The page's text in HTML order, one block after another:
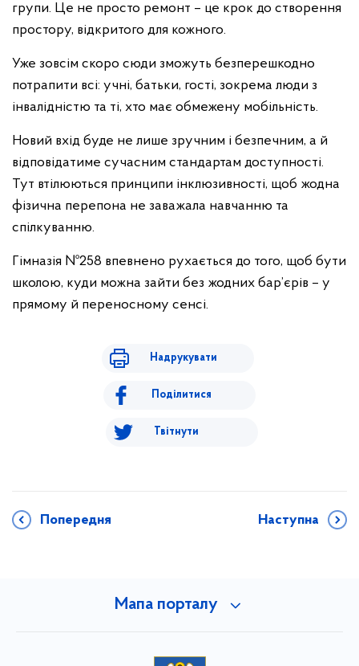
групи. Це не просто ремонт – це крок до створення
простору, відкритого для кожного.
Уже зовсім скоро сюди зможуть безперешкодно
потрапити всі: учні, батьки, гості, зокрема люди з
інвалідністю та ті, хто має обмежену мобільність.
Новий вхід буде не лише зручним і безпечним, а й
відповідатиме сучасним стандартам доступності.
Тут втілюються принципи інклюзивності, щоб жодна
фізична перепона не заважала навчанню та
спілкуванню.
Гімназія №258 впевнено рухається до того, щоб бути
школою, куди можна зайти без жодних бар’єрів – у
прямому й переносному сенсі.
Надрукувати
Поділитися
Твітнути
Попередня Наступна
Мапа порталу